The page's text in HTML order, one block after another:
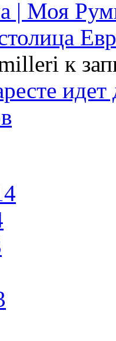
| Моя
к